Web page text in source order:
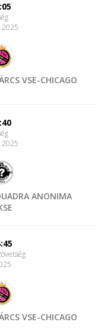
2025
VSE-CHICAGO
2025
ANONIMA
VSE-CHICAGO